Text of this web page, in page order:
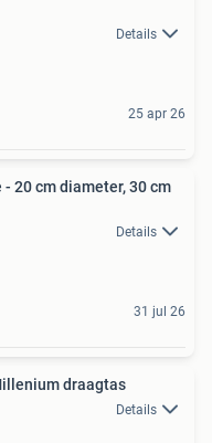
Details
25 apr 26
- 20 cm diameter, 30 cm
Details
31 jul 26
draagtas
Details